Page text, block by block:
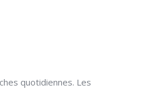
quotidiennes. Les